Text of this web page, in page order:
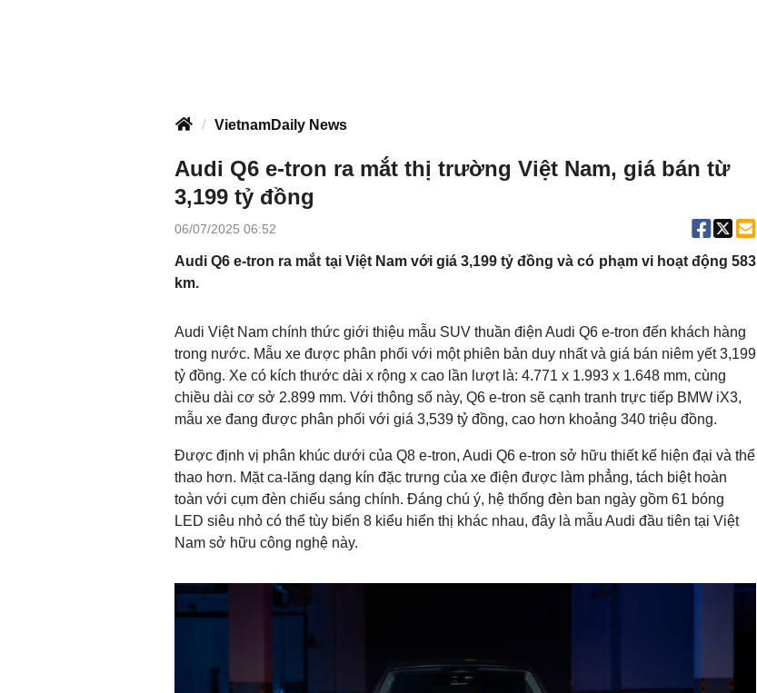
VietnamDaily News
Audi Q6 e-tron ra mắt thị trường Việt Nam, giá bán từ
3,199 tỷ đồng
06/07/2025 06:52
Audi Q6 e-tron ra mắt tại Việt Nam với giá 3,199 tỷ đồng và có phạm vi hoạt động 583
km.
Audi Việt Nam chính thức giới thiệu mẫu SUV thuần điện Audi Q6 e-tron đến khách hàng
trong nước. Mẫu xe được phân phối với một phiên bản duy nhất và giá bán niêm yết 3,199
tỷ đồng. Xe có kích thước dài x rộng x cao lần lượt là: 4.771 x 1.993 x 1.648 mm, cùng
chiều dài cơ sở 2.899 mm. Với thông số này, Q6 e-tron sẽ cạnh tranh trực tiếp BMW iX3,
mẫu xe đang được phân phối với giá 3,539 tỷ đồng, cao hơn khoảng 340 triệu đồng.
Được định vị phân khúc dưới của Q8 e-tron, Audi Q6 e-tron sở hữu thiết kế hiện đại và thể
thao hơn. Mặt ca-lăng dạng kín đặc trưng của xe điện được làm phẳng, tách biệt hoàn
toàn với cụm đèn chiếu sáng chính. Đáng chú ý, hệ thống đèn ban ngày gồm 61 bóng
LED siêu nhỏ có thể tùy biến 8 kiểu hiển thị khác nhau, đây là mẫu Audi đầu tiên tại Việt
Nam sở hữu công nghệ này.